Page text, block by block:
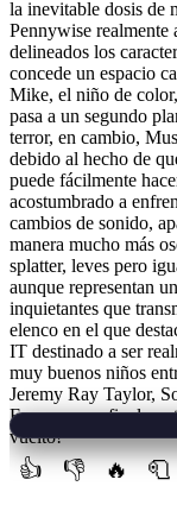
la inevitable dosis de
Pennywise realmente
delineados los
concede un espacio
Mike, el niño de
pasa a un segundo
terror, en cambio,
debido al hecho de
puede fácilmente
acostumbrado a
cambios de sonido,
manera mucho más
splatter, leves pero
aunque representan
inquietantes que
elenco en el que
IT destinado a ser
muy buenos niños
Jeremy Ray Taylor,
En resumen,
vuelto!
👍 👎 🔥 🧻